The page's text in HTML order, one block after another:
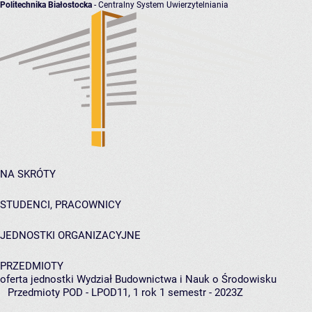
Politechnika Białostocka - Centralny System Uwierzytelniania
NA SKRÓTY
STUDENCI, PRACOWNICY
JEDNOSTKI ORGANIZACYJNE
PRZEDMIOTY
oferta jednostki Wydział Budownictwa i Nauk o Środowisku
Przedmioty POD - LPOD11, 1 rok 1 semestr - 2023Z